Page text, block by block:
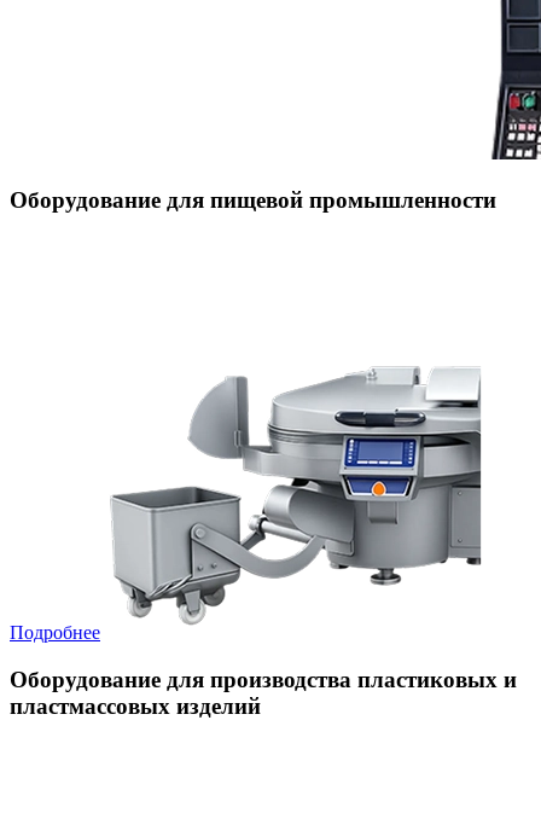
Оборудование для пищевой промышленности
Подробнее
Оборудование для производства пластиковых и
пластмассовых изделий